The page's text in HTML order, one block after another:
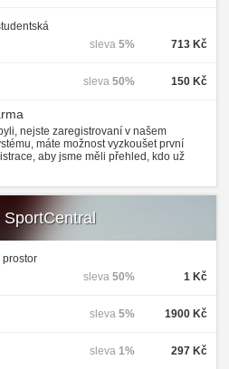
713 Kč
sleva 5%
150 Kč
sleva 50%
nejste zaregistrovaní v našem
máte možnost vyzkoušet první
aby jsme měli přehled, kdo už
prostor
1 Kč
sleva 50%
1900 Kč
sleva 5%
297 Kč
sleva 1%